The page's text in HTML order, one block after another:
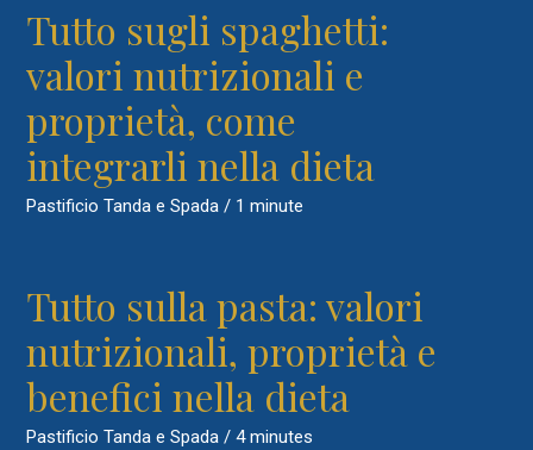
Tutto sugli spaghetti:
valori nutrizionali e
proprietà, come
integrarli nella dieta
Pastificio Tanda e Spada / 1 minute
Tutto sulla pasta: valori
nutrizionali, proprietà e
benefici nella dieta
Pastificio Tanda e Spada / 4 minutes